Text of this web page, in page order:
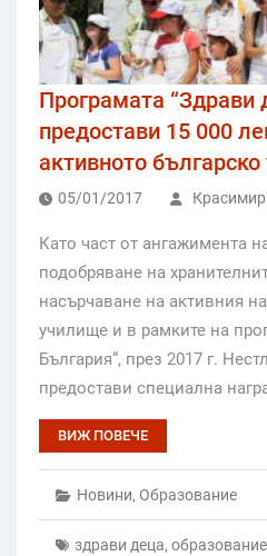
Програмата “Здрави
предостави 15 000
активното
05/01/2017
Като част от ангажимента
подобряване на
насърчаване на активния
училище и в рамките на
България“, през 2017 г.
предостави специална
ВИЖ ПОВЕЧЕ
Новини, Образование
здрави деца, образование